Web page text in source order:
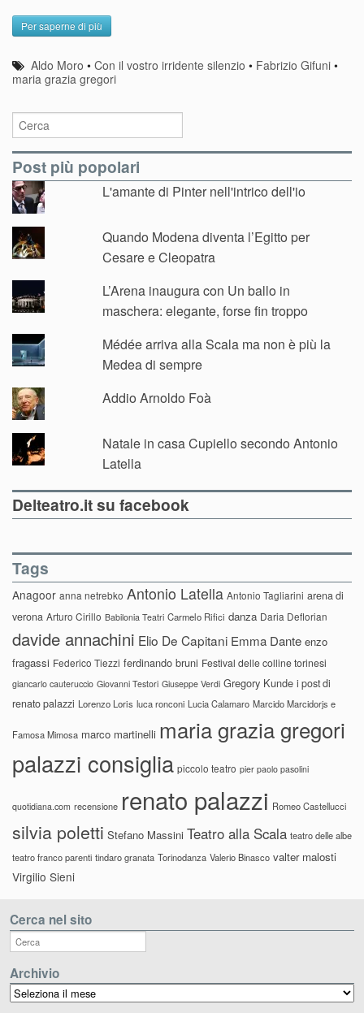
Per saperne di più
Aldo Moro •Con il vostro irridente silenzio • Fabrizio Gifuni •
maria grazia gregori
Post più popolari
L'amante di Pinter nell'intrico dell'io
Quando Modena diventa l’Egitto per
Cesare e Cleopatra
L’Arena inaugura con Un ballo in
maschera: elegante, forse fin troppo
Médée arriva alla Scala ma non è più la
Medea di sempre
Addio Arnoldo Foà
Natale in casa Cupiello secondo Antonio
Latella
Delteatro.it su facebook
Tags
Anagoor anna netrebko Antonio Latella Antonio Tagliarini arena di
verona Arturo Cirillo Babilonia Teatri Carmelo Rifici danza Daria Deflorian
davide annachini Elio De Capitani Emma Dante enzo
fragassi Federico Tiezzi ferdinando bruni Festival delle colline torinesi
giancarlo cauteruccio Giovanni Testori Giuseppe Verdi Gregory Kunde i post di
renato palazzi Lorenzo Loris luca ronconi Lucia Calamaro Marcido Marcidorjs e
Famosa Mimosa marco martinelli maria grazia gregori
palazzi consiglia piccolo teatro pier paolo pasolini
quotidiana.com recensione renato palazzi Romeo Castellucci
silvia poletti Stefano Massini Teatro alla Scala teatro delle albe
teatro franco parenti tindaro granata Torinodanza Valerio Binasco valter malosti
Virgilio Sieni
Cerca nel sito
Archivio
Archivio